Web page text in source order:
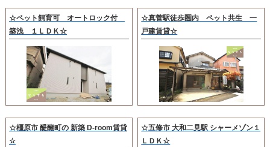
☆ペット飼育可 オートロック付
築浅 １ＬＤＫ☆
☆真菅駅徒歩圏内 ペット共生 一
戸建賃貸☆
☆橿原市 醍醐町の 新築 D-room賃貸
☆
☆五條市 大和二見駅 シャーメゾン１
ＬＤＫ☆